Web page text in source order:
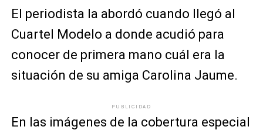
El periodista la abordó cuando llegó al
Cuartel Modelo a donde acudió para
conocer de primera mano cuál era la
situación de su amiga Carolina Jaume.
PUBLICIDAD
En las imágenes de la cobertura especial